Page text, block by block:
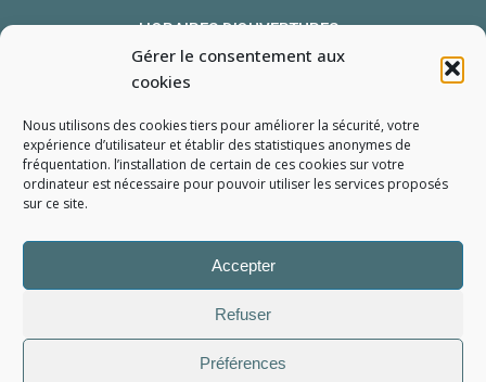
Gérer le consentement aux
cookies
Nous utilisons des cookies tiers pour améliorer la sécurité, votre
expérience d’utilisateur et établir des statistiques anonymes de
fréquentation. l’installation de certain de ces cookies sur votre
ordinateur est nécessaire pour pouvoir utiliser les services proposés
sur ce site.
Accepter
Refuser
Préférences
HORAIRES D’OUVERTURES :
Du lundi au vendredi : 10h-13h et 14h-19h
Le samedi : 10h-13h 14h-18h
NOUS TROUVER
Mon compte
Formulaire de demande de pièce
2006 - 2026